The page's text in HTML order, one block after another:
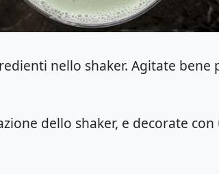
nello shaker. Agitate bene
dello shaker, e decorate con